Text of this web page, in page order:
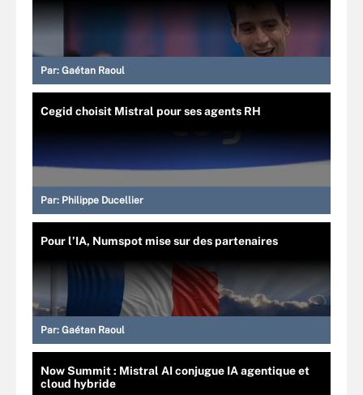
Par: Gaétan Raoul
Cegid choisit Mistral pour ses agents RH
Par: Philippe Ducellier
Pour l’IA, Numspot mise sur des partenaires
Par: Gaétan Raoul
Now Summit : Mistral AI conjugue IA agentique et
cloud hybride